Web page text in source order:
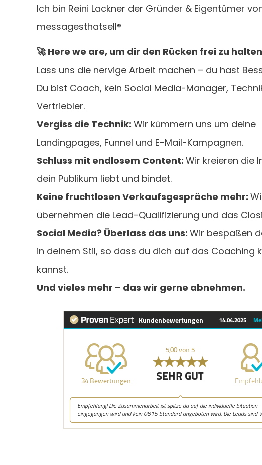
Ich bin Reini Lackner der Gründer & Eigentümer
messagesthatsell®
🚀 Here we are, um dir den Rücken frei zu
Lass uns die nervige Arbeit machen – du hast
Du bist Coach, kein Social Media-Manager,
Vertriebler.
Vergiss die Technik: Wir kümmern uns um deine
Landingpages, Funnel und E-Mail-Kampagnen.
Schluss mit endlosem Content: Wir kreieren die
dein Publikum liebt und bindet.
Keine fruchtlosen Verkaufsgespräche mehr:
übernehmen die Lead-Qualifizierung und das
Social Media? Überlass das uns: Wir bespaßen
in deinem Stil, so dass du dich auf das Coaching
kannst.
Und vieles mehr – das wir gerne abnehmen.